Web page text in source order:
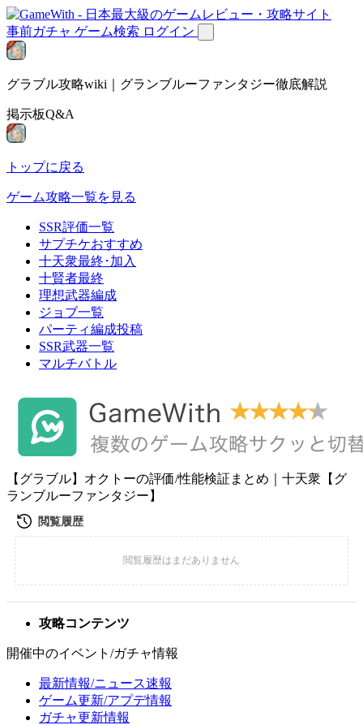
事前ガチャ ゲーム検索 ログイン
グラブル攻略wiki｜グランブルーファンタジー徹底解説
掲示板Q&A
トップに戻る
ゲーム攻略一覧を見る
SSR評価一覧
サプチケおすすめ
十天衆最終･加入
十賢者最終
理想武器編成
ジョブ一覧
パーティ編成投稿
SSR武器一覧
マルチバトル
【グラブル】オクトーの評価/性能検証まとめ｜十天衆【グ
ランブルーファンタジー】
攻略コンテンツ
開催中のイベント/ガチャ情報
最新情報/ニュース速報
ゲーム更新/アプデ情報
ガチャ更新情報